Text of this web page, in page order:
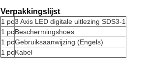
Verpakkingslijst:
1 pc3 Axis LED digitale uitlezing SDS3-1
1 pcBeschermingshoes
1 pcGebruiksaanwijzing (Engels)
1 pcKabel